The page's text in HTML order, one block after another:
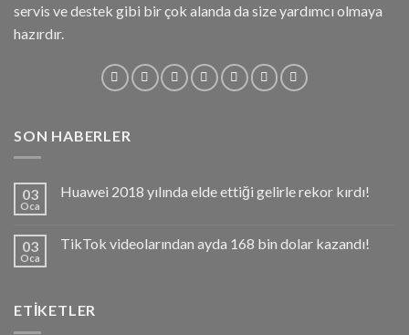
servis ve destek gibi bir çok alanda da size yardımcı olmaya
hazırdır.
SON HABERLER
03
Oca
Huawei 2018 yılında elde ettiği gelirle rekor kırdı!
03
Oca
TikTok videolarından ayda 168 bin dolar kazandı!
ETIKETLER